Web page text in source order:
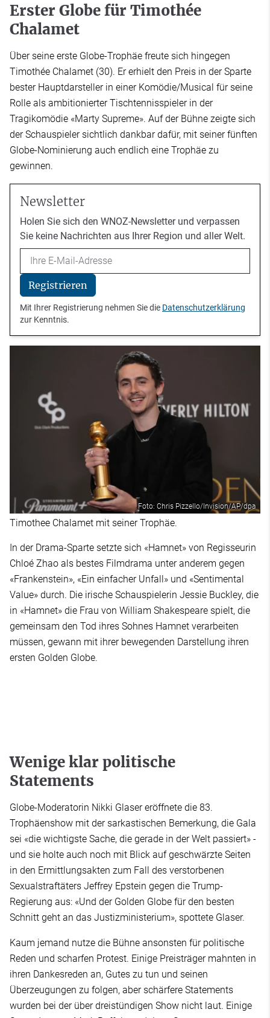
Erster Globe für Timothée
Chalamet
Über seine erste Globe-Trophäe freute sich hingegen
Timothée Chalamet (30). Er erhielt den Preis in der Sparte
bester Hauptdarsteller in einer Komödie/Musical für seine
Rolle als ambitionierter Tischtennisspieler in der
Tragikomödie «Marty Supreme». Auf der Bühne zeigte sich
der Schauspieler sichtlich dankbar dafür, mit seiner fünften
Globe-Nominierung auch endlich eine Trophäe zu
gewinnen.
Newsletter
Holen Sie sich den WNOZ-Newsletter und verpassen
Sie keine Nachrichten aus Ihrer Region und aller Welt.
Email
Registrieren
Mit Ihrer Registrierung nehmen Sie die Datenschutzerklärung
zur Kenntnis.
Foto: Chris Pizzello/Invision/AP/dpa
Timothee Chalamet mit seiner Trophäe.
In der Drama-Sparte setzte sich «Hamnet» von Regisseurin
Chloé Zhao als bestes Filmdrama unter anderem gegen
«Frankenstein», «Ein einfacher Unfall» und «Sentimental
Value» durch. Die irische Schauspielerin Jessie Buckley, die
in «Hamnet» die Frau von William Shakespeare spielt, die
gemeinsam den Tod ihres Sohnes Hamnet verarbeiten
müssen, gewann mit ihrer bewegenden Darstellung ihren
ersten Golden Globe.
Wenige klar politische
Statements
Globe-Moderatorin Nikki Glaser eröffnete die 83.
Trophäenshow mit der sarkastischen Bemerkung, die Gala
sei «die wichtigste Sache, die gerade in der Welt passiert» -
und sie holte auch noch mit Blick auf geschwärzte Seiten
in den Ermittlungsakten zum Fall des verstorbenen
Sexualstraftäters Jeffrey Epstein gegen die Trump-
Regierung aus: «Und der Golden Globe für den besten
Schnitt geht an das Justizministerium», spottete Glaser.
Kaum jemand nutze die Bühne ansonsten für politische
Reden und scharfen Protest. Einige Preisträger mahnten in
ihren Dankesreden an, Gutes zu tun und seinen
Überzeugungen zu folgen, aber schärfere Statements
wurden bei der über dreistündigen Show nicht laut. Einige